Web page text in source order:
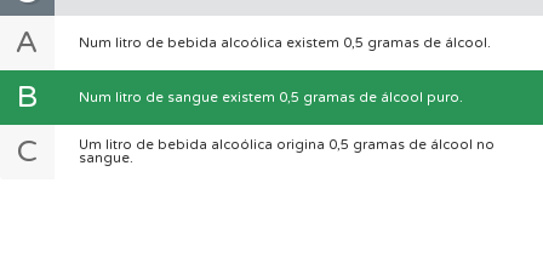
A Num litro de bebida alcoólica existem 0,5 gramas de álcool.
B Num litro de sangue existem 0,5 gramas de álcool puro.
C
Um litro de bebida alcoólica origina 0,5 gramas de álcool no
sangue.